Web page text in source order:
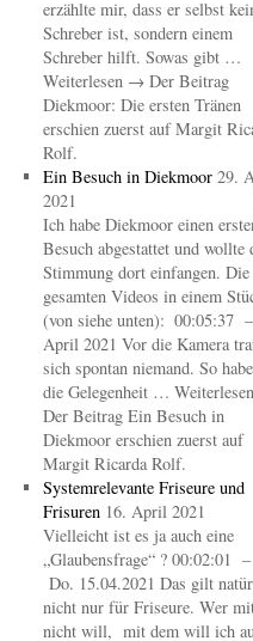
erzählte mir, dass er selbst
Schreber ist, sondern einem
Schreber hilft. Sowas gibt …
Weiterlesen → Der Beitrag
Diekmoor: Die ersten Tränen
erschien zuerst auf Margit
Rolf.
Ein Besuch in Diekmoor 29.
2021
Ich habe Diekmoor einen
Besuch abgestattet und wollte
Stimmung dort einfangen. Die
gesamten Videos in einem
(von siehe unten): 00:05:37
April 2021 Vor die Kamera
sich spontan niemand. So
die Gelegenheit …
Der Beitrag Ein Besuch in
Diekmoor erschien zuerst auf
Margit Ricarda Rolf.
Systemrelevante Friseure und
Frisuren 16. April 2021
Vielleicht ist es ja auch eine
„Glaubensfrage“ ? 00:02:01 –
Do. 15.04.2021 Das gilt
nicht nur für Friseure. Wer
nicht will, mit dem will ich